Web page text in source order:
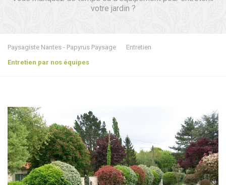
votre jardin ?
Paysagiste Nantes - Papyrus Paysage
Entretien
Entretien par nos équipes